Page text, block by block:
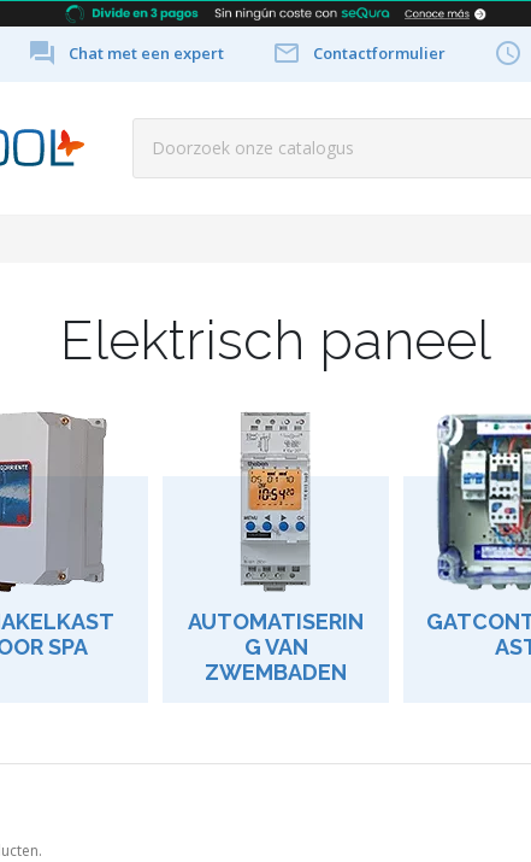
 Chat met een expert  Contactformulier 
Elektrisch paneel
SPA
AUTOMATISERIN
G VAN
ZWEMBADEN